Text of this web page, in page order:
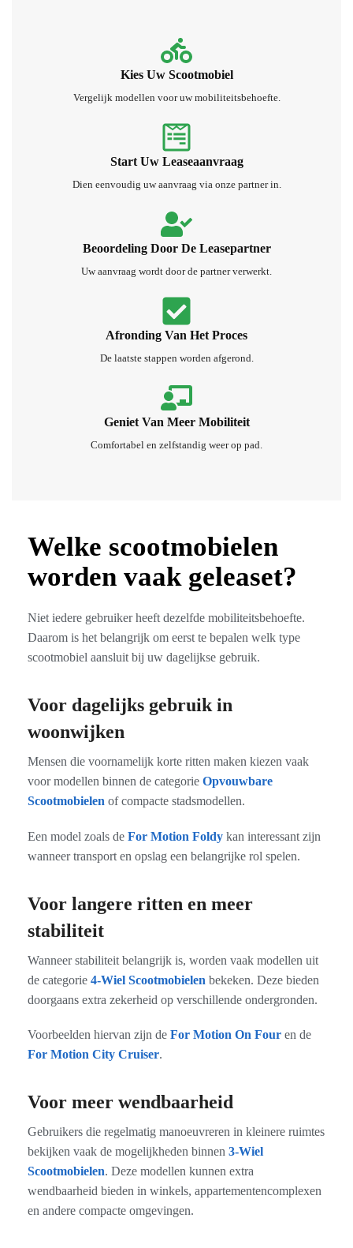
Kies Uw Scootmobiel
Vergelijk modellen voor uw mobiliteitsbehoefte.
Start Uw Leaseaanvraag
Dien eenvoudig uw aanvraag via onze partner in.
Beoordeling Door De Leasepartner
Uw aanvraag wordt door de partner verwerkt.
Afronding Van Het Proces
De laatste stappen worden afgerond.
Geniet Van Meer Mobiliteit
Comfortabel en zelfstandig weer op pad.
Welke scootmobielen
worden vaak geleaset?
Niet iedere gebruiker heeft dezelfde mobiliteitsbehoefte.
Daarom is het belangrijk om eerst te bepalen welk type
scootmobiel aansluit bij uw dagelijkse gebruik.
Voor dagelijks gebruik in
woonwijken
Mensen die voornamelijk korte ritten maken kiezen vaak
voor modellen binnen de categorie Opvouwbare
Scootmobielen of compacte stadsmodellen.
Een model zoals de For Motion Foldy kan interessant zijn
wanneer transport en opslag een belangrijke rol spelen.
Voor langere ritten en meer
stabiliteit
Wanneer stabiliteit belangrijk is, worden vaak modellen uit
de categorie 4-Wiel Scootmobielen bekeken. Deze bieden
doorgaans extra zekerheid op verschillende ondergronden.
Voorbeelden hiervan zijn de For Motion On Four en de
For Motion City Cruiser.
Voor meer wendbaarheid
Gebruikers die regelmatig manoeuvreren in kleinere ruimtes
bekijken vaak de mogelijkheden binnen 3-Wiel
Scootmobielen. Deze modellen kunnen extra
wendbaarheid bieden in winkels, appartementencomplexen
en andere compacte omgevingen.